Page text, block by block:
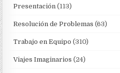
Presentación (113)
Resolución de Problemas (63)
Trabajo en Equipo (310)
Viajes Imaginarios (24)